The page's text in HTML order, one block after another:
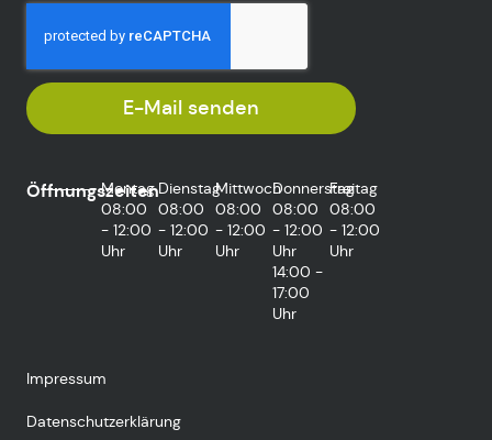
E-Mail senden
Öffnungszeiten
Montag
08:00
- 12:00
Uhr
Dienstag
08:00
- 12:00
Uhr
Mittwoch
08:00
- 12:00
Uhr
Donnerstag
08:00
- 12:00
Uhr
14:00 -
17:00
Uhr
Freitag
08:00
- 12:00
Uhr
Impressum
Datenschutzerklärung